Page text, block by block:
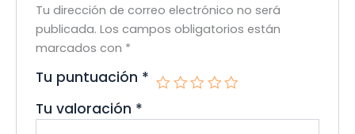
Tu dirección de correo electrónico no será
publicada. Los campos obligatorios están
marcados con *
Tu puntuación *
Tu valoración *